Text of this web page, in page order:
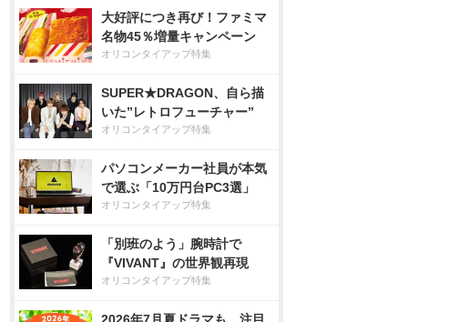
大好評につき再び！ファミマ
名物45％増量キャンペーン
オリコンタイアップ特集
SUPER★DRAGON、自ら描
いた”レトロフューチャー”
オリコンタイアップ特集
パソコンメーカー社員が本気
で選ぶ「10万円台PC3選」
オリコンタイアップ特集
「別班のよう」腕時計で
『VIVANT』の世界観再現
オリコンタイアップ特集